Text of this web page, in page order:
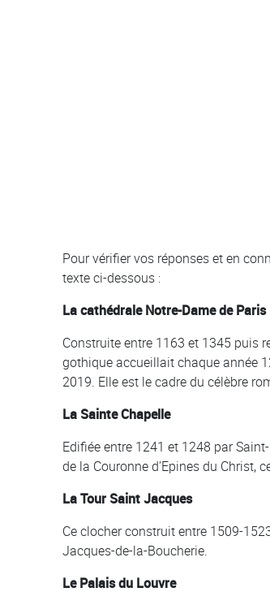
Pour vérifier vos réponses et en
texte ci-dessous :
La cathédrale Notre-Dame de Paris
Construite entre 1163 et 1345 puis
gothique accueillait chaque année
2019. Elle est le cadre du célèbre
La Sainte Chapelle
Edifiée entre 1241 et 1248 par
de la Couronne d’Epines du
La Tour Saint Jacques
Ce clocher construit entre 1509-
Jacques-de-la-Boucherie.
Le Palais du Louvre